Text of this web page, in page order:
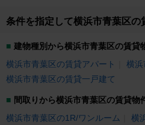
条件を指定して横浜市青葉区の
建物種別から横浜市青葉区の賃貸
横浜市青葉区の賃貸アパート
横浜
横浜市青葉区の賃貸一戸建て
間取りから横浜市青葉区の賃貸物
横浜市青葉区の1R/ワンルーム
横